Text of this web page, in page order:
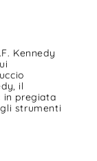
Kennedy
il
in pregiata
strumenti